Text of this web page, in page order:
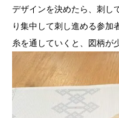
デザインを決めたら、刺し
り集中して刺し進める参加
糸を通していくと、図柄が